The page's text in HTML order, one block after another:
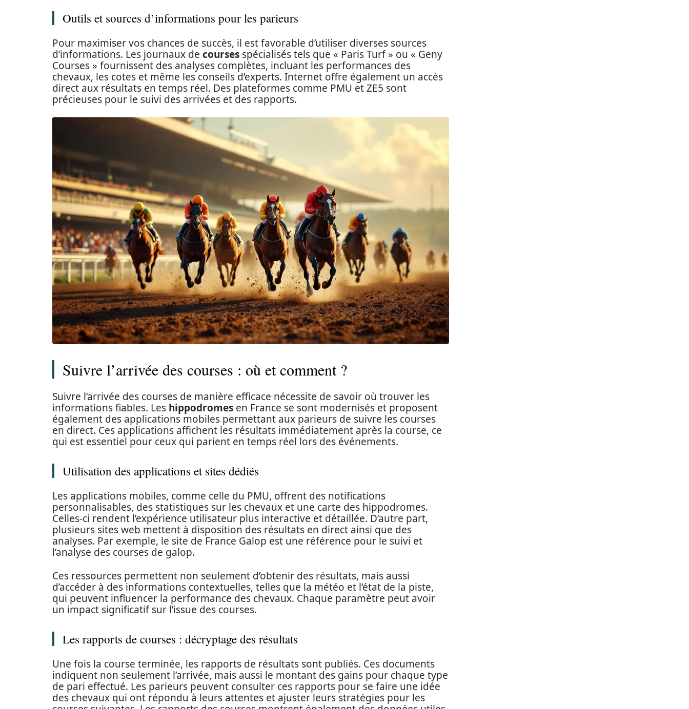
Outils et sources d’informations pour les parieurs
Pour maximiser vos chances de succès, il est favorable d’utiliser diverses sources
d’informations. Les journaux de courses spécialisés tels que « Paris Turf » ou « Geny
Courses » fournissent des analyses complètes, incluant les performances des
chevaux, les cotes et même les conseils d’experts. Internet offre également un accès
direct aux résultats en temps réel. Des plateformes comme PMU et ZE5 sont
précieuses pour le suivi des arrivées et des rapports.
Suivre l’arrivée des courses : où et comment ?
Suivre l’arrivée des courses de manière efficace nécessite de savoir où trouver les
informations fiables. Les hippodromes en France se sont modernisés et proposent
également des applications mobiles permettant aux parieurs de suivre les courses
en direct. Ces applications affichent les résultats immédiatement après la course, ce
qui est essentiel pour ceux qui parient en temps réel lors des événements.
Utilisation des applications et sites dédiés
Les applications mobiles, comme celle du PMU, offrent des notifications
personnalisables, des statistiques sur les chevaux et une carte des hippodromes.
Celles-ci rendent l’expérience utilisateur plus interactive et détaillée. D’autre part,
plusieurs sites web mettent à disposition des résultats en direct ainsi que des
analyses. Par exemple, le site de France Galop est une référence pour le suivi et
l’analyse des courses de galop.
Ces ressources permettent non seulement d’obtenir des résultats, mais aussi
d’accéder à des informations contextuelles, telles que la météo et l’état de la piste,
qui peuvent influencer la performance des chevaux. Chaque paramètre peut avoir
un impact significatif sur l’issue des courses.
Les rapports de courses : décryptage des résultats
Une fois la course terminée, les rapports de résultats sont publiés. Ces documents
indiquent non seulement l’arrivée, mais aussi le montant des gains pour chaque type
de pari effectué. Les parieurs peuvent consulter ces rapports pour se faire une idée
des chevaux qui ont répondu à leurs attentes et ajuster leurs stratégies pour les